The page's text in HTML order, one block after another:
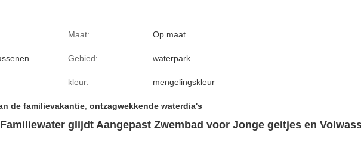
Maat: Op maat
Gebied: waterpark
kleur: mengelingskleur
de familievakantie ontzagwekkende waterdia's
glijdt Aangepast Zwembad voor Jonge geitjes en